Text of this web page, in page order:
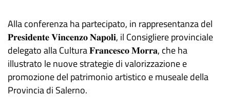
Alla conferenza ha partecipato, in rappresentanza del
𝐏𝐫𝐞𝐬𝐢𝐝𝐞𝐧𝐭𝐞 𝐕𝐢𝐧𝐜𝐞𝐧𝐳𝐨 𝐍𝐚𝐩𝐨𝐥𝐢, il Consigliere provinciale
delegato alla Cultura 𝐅𝐫𝐚𝐧𝐜𝐞𝐬𝐜𝐨 𝐌𝐨𝐫𝐫𝐚, che ha
illustrato le nuove strategie di valorizzazione e
promozione del patrimonio artistico e museale della
Provincia di Salerno.